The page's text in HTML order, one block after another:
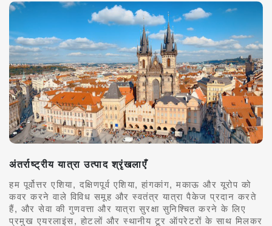
अंतर्राष्ट्रीय यात्रा उत्पाद श्रृंखलाएँ
हम पूर्वोत्तर एशिया, दक्षिणपूर्व एशिया, हांगकांग, मकाऊ और यूरोप को
कवर करने वाले विविध समूह और स्वतंत्र यात्रा पैकेज प्रदान करते
हैं, और सेवा की गुणवत्ता और यात्रा सुरक्षा सुनिश्चित करने के लिए
प्रमुख एयरलाइंस, होटलों और स्थानीय टूर ऑपरेटरों के साथ मिलकर